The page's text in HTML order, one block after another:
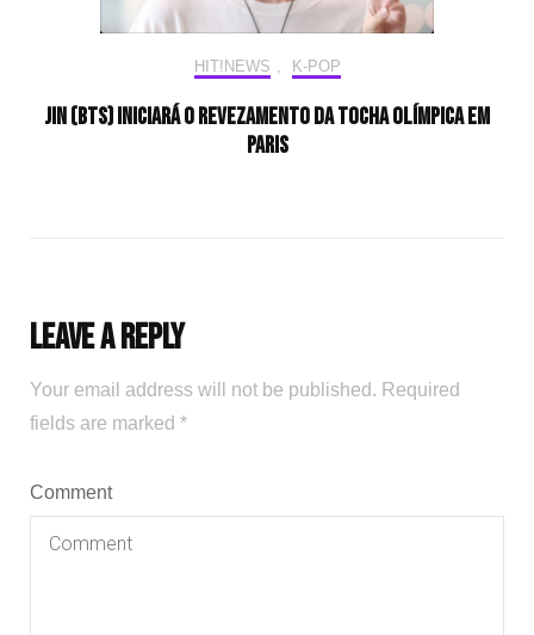
HIT!NEWS , K-POP
Jin (BTS) iniciará o revezamento da tocha olímpica em
Paris
Leave a Reply
Your email address will not be published. Required
fields are marked *
Comment